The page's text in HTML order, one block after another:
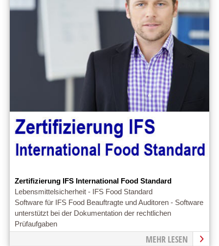
Zertifizierung IFS International Food Standard
Lebensmittelsicherheit - IFS Food Standard
Software für IFS Food Beauftragte und Auditoren - Software
unterstützt bei der Dokumentation der rechtlichen
Prüfaufgaben
MEHR LESEN